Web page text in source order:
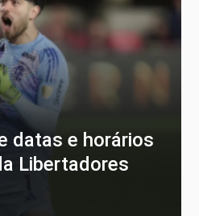
datas e horários
Libertadores